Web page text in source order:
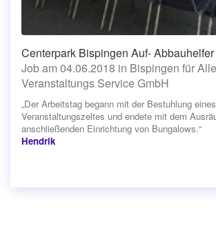
Centerpark Bispingen Auf- Abbauhelfer
Job am 04.06.2018 in Bispingen für
Veranstaltungs Service GmbH
„Der Arbeitstag begann mit der Bestuhlung eines
Veranstaltungszeltes und endete mit dem
anschließenden Einrichtung von Bungalows.“
Hendrik